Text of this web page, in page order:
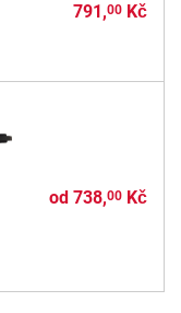
791,00Kč
od 738,00Kč